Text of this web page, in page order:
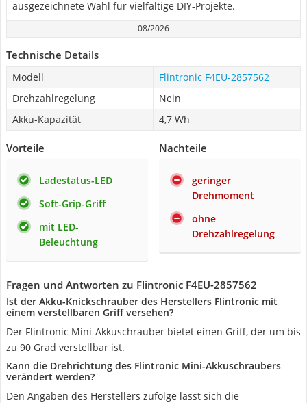
ausgezeichnete Wahl für vielfältige DIY-Projekte.
08/2026
Technische Details
Modell
Flintronic ‎F4EU-2857562
Drehzahlregelung
Nein
Akku-Kapazität
4,7 Wh
Vorteile
Ladestatus-LED
Soft-Grip-Griff
mit LED-
Beleuchtung
Nachteile
geringer
Drehmoment
ohne
Drehzahlregelung
Fragen und Antworten zu Flintronic ‎F4EU-2857562
Ist der Akku-Knickschrauber des Herstellers Flintronic mit
einem verstellbaren Griff versehen?
Der Flintronic Mini-Akkuschrauber bietet einen Griff, der um bis
zu 90 Grad verstellbar ist.
Kann die Drehrichtung des Flintronic Mini-Akkuschraubers
verändert werden?
Den Angaben des Herstellers zufolge lässt sich die